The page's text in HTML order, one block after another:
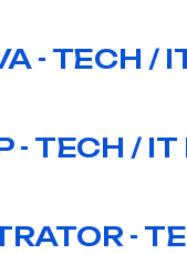
- TECH /
- TECH /
-